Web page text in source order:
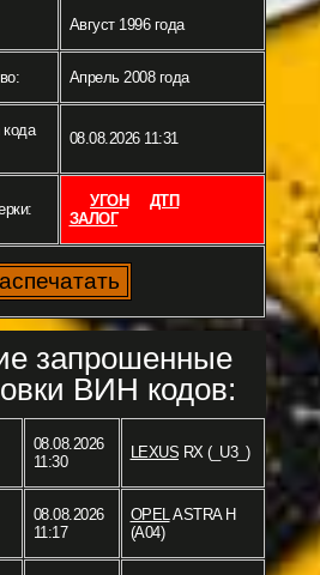
Август 1996 года
Апрель 2008 года
08.08.2026 11:31
УГОН
ДТП
ЗАЛОГ
запрошенные
ВИН кодов:
08.08.2026
11:30
LEXUS RX (_U3_)
08.08.2026
11:17
OPELASTRA H
(A04)